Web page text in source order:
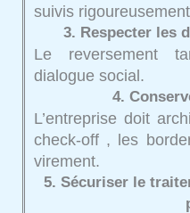
suivis
3. Respecter les
Le reversement
dialogue social.
4.
L’entreprise doit
check-off , les
virement.
5. Sécuriser le